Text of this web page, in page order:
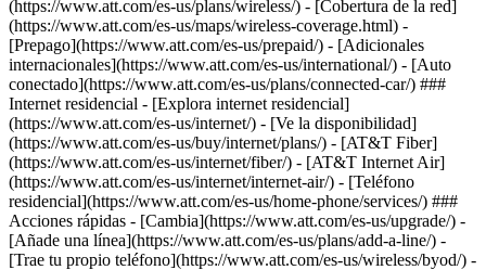
(https://www.att.com/es-us/plans/wireless/) - [Cobertura de la red]
(https://www.att.com/es-us/maps/wireless-coverage.html) -
[Prepago](https://www.att.com/es-us/prepaid/) - [Adicionales
internacionales](https://www.att.com/es-us/international/) - [Auto
conectado](https://www.att.com/es-us/plans/connected-car/) ###
Internet residencial - [Explora internet residencial]
(https://www.att.com/es-us/internet/) - [Ve la disponibilidad]
(https://www.att.com/es-us/buy/internet/plans/) - [AT&T Fiber]
(https://www.att.com/es-us/internet/fiber/) - [AT&T Internet Air]
(https://www.att.com/es-us/internet/internet-air/) - [Teléfono
residencial](https://www.att.com/es-us/home-phone/services/) ###
Acciones rápidas - [Cambia](https://www.att.com/es-us/upgrade/) -
[Añade una línea](https://www.att.com/es-us/plans/add-a-line/) -
[Trae tu propio teléfono](https://www.att.com/es-us/wireless/byod/) -